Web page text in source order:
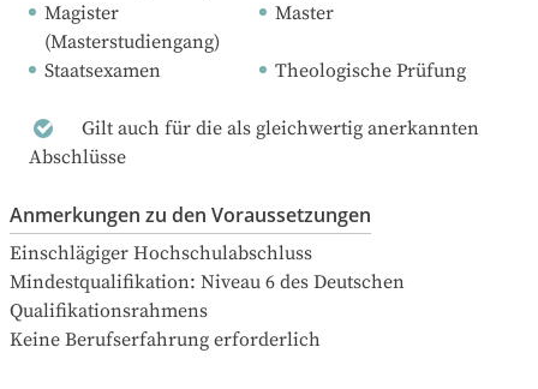
Magister
(Masterstudiengang)
Master
Staatsexamen Theologische Prüfung
Gilt auch für die als gleichwertig anerkannten
Abschlüsse
Anmerkungen zu den Voraussetzungen
Einschlägiger Hochschulabschluss
Mindestqualifikation: Niveau 6 des Deutschen
Qualifikationsrahmens
Keine Berufserfahrung erforderlich